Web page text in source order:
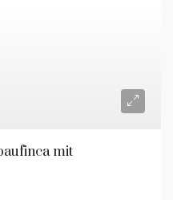
mit